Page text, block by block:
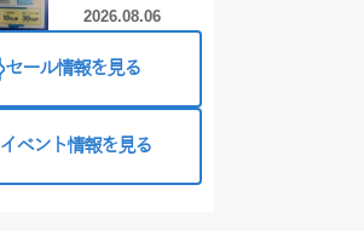
タート!!
2026.08.06
セール情報を見る
イベント情報を見る